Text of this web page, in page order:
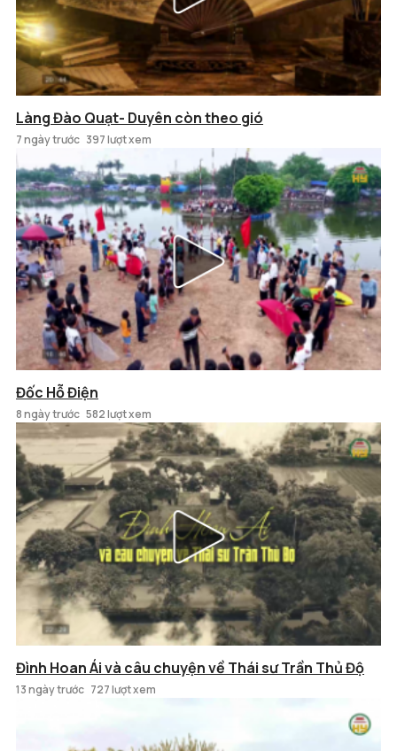
Làng Đào Quạt- Duyên còn theo gió
7 ngày trước 397 lượt xem
Đốc Hỗ Điện
8 ngày trước 582 lượt xem
Đình Hoan Ái và câu chuyện về Thái sư Trần Thủ Độ
13 ngày trước 727 lượt xem